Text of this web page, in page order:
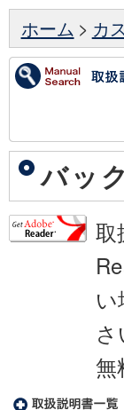
ホーム > カ
バッ
取
無